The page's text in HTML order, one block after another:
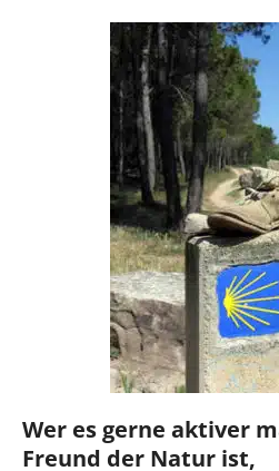
Wer es gerne aktiver
Freund der Natur ist,